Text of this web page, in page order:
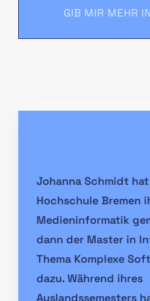
GIB MIR MEHR
Johanna Schmidt
Hochschule Bremen
Medieninformatik
dann der Master in
Thema Komplexe
dazu. Während ihres
Auslandssemesters